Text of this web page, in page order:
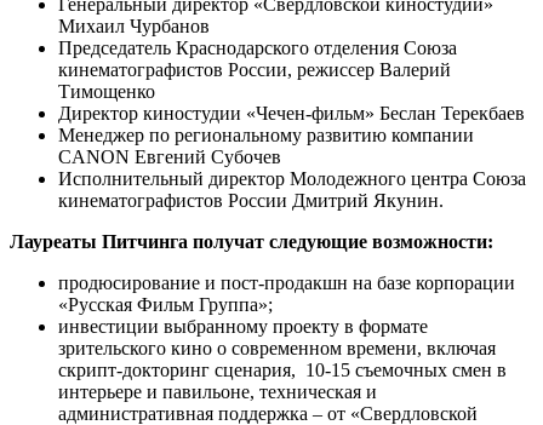
Михаил Чурбанов
Председатель Краснодарского отделения Союза
кинематографистов России, режиссер Валерий
Тимощенко
Директор киностудии «Чечен-фильм» Беслан Терекбаев
Менеджер по региональному развитию компании
CANON Евгений Субочев
Исполнительный директор Молодежного центра Союза
кинематографистов России Дмитрий Якунин.
Лауреаты Питчинга получат следующие возможности:
продюсирование и пост-продакшн на базе корпорации
«Русская Фильм Группа»;
инвестиции выбранному проекту в формате
зрительского кино о современном времени, включая
скрипт-докторинг сценария, 10-15 съемочных смен в
интерьере и павильоне, техническая и
административная поддержка – от «Свердловской